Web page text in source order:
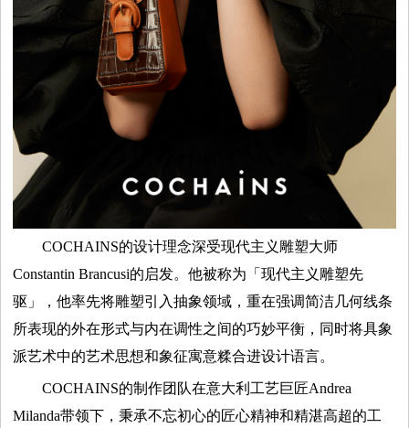
美
试
用
生
娱
COCHAINS的设计理念深受现代主义雕塑大师
Constantin Brancusi的启发。他被称为「现代主义雕塑先
驱」，他率先将雕塑引入抽象领域，重在强调简洁几何线条
所表现的外在形式与内在调性之间的巧妙平衡，同时将具象
派艺术中的艺术思想和象征寓意糅合进设计语言。
COCHAINS的制作团队在意大利工艺巨匠Andrea
Milanda带领下，秉承不忘初心的匠心精神和精湛高超的工